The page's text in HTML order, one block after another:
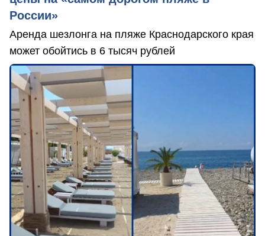
России»
Аренда шезлонга на пляже Краснодарского края
может обойтись в 6 тысяч рублей